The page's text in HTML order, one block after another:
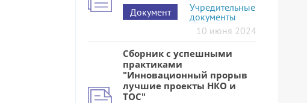
Документ
Учредительные
документы
10 июня 2024
Сборник с успешными
практиками
"Инновационный прорыв
лучшие проекты НКО и
ТОС"